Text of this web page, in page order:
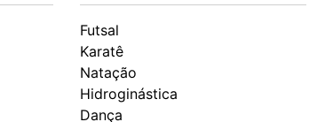
Futsal
Karatê
Natação
Hidroginástica
Dança